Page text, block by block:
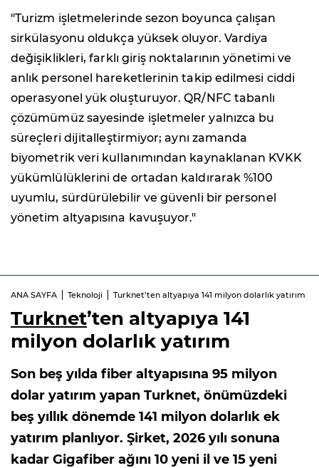
"Turizm işletmelerinde sezon boyunca çalışan
sirkülasyonu oldukça yüksek oluyor. Vardiya
değişiklikleri, farklı giriş noktalarının yönetimi ve
anlık personel hareketlerinin takip edilmesi ciddi
operasyonel yük oluşturuyor. QR/NFC tabanlı
çözümümüz sayesinde işletmeler yalnızca bu
süreçleri dijitalleştirmiyor; aynı zamanda
biyometrik veri kullanımından kaynaklanan KVKK
yükümlülüklerini de ortadan kaldırarak %100
uyumlu, sürdürülebilir ve güvenli bir personel
yönetim altyapısına kavuşuyor."
ANA SAYFA Teknoloji Turknet’ten altyapıya 141 milyon dolarlık yatırım
Turknet’ten altyapıya 141
milyon dolarlık yatırım
Son beş yılda fiber altyapısına 95 milyon
dolar yatırım yapan Turknet, önümüzdeki
beş yıllık dönemde 141 milyon dolarlık ek
yatırım planlıyor. Şirket, 2026 yılı sonuna
kadar Gigafiber ağını 10 yeni il ve 15 yeni